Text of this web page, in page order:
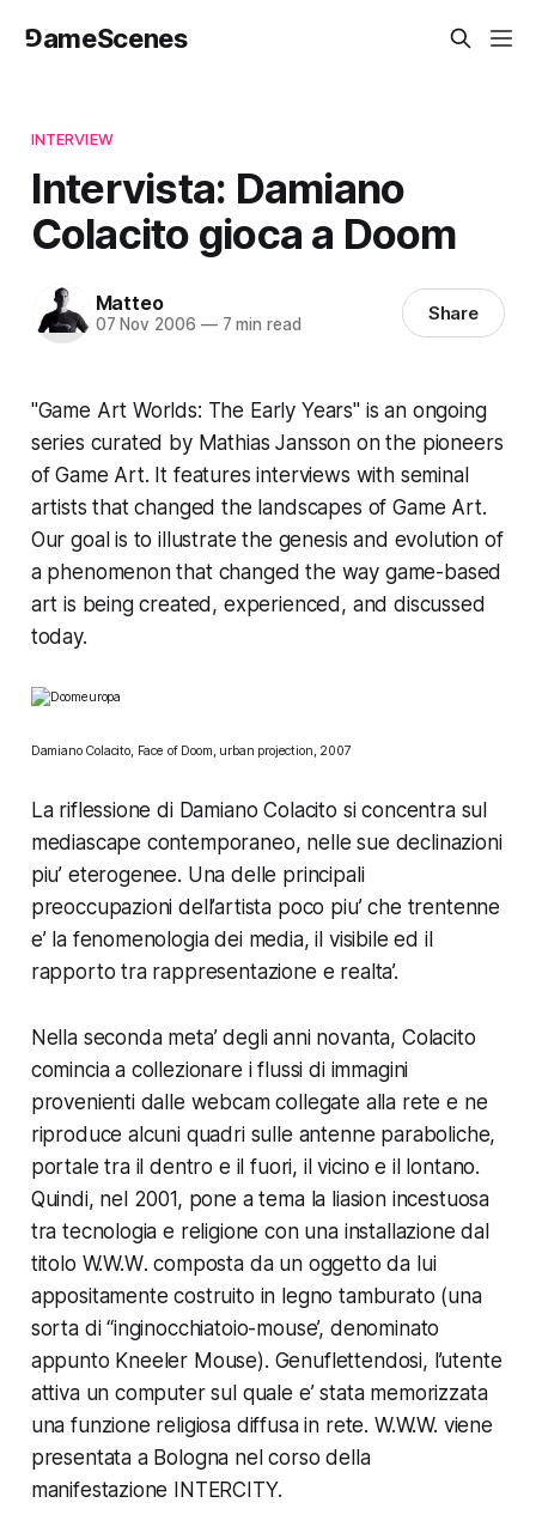
⅁ameScenes
INTERVIEW
Intervista: Damiano
Colacito gioca a Doom
Matteo
07 Nov 2006 —7 min read Share
"Game Art Worlds: The Early Years"is an ongoing
series curated by Mathias Jansson on the pioneers
of Game Art. It features interviews with seminal
artists that changed the landscapes of Game Art.
Our goal is to illustrate the genesis and evolution of
a phenomenon that changed the way game-based
art is being created, experienced, and discussed
today.
Damiano Colacito, Face of Doom, urban projection, 2007
La riflessione di Damiano Colacito si concentra sul
mediascape contemporaneo, nelle sue declinazioni
piu’ eterogenee. Una delle principali
preoccupazioni dell’artista poco piu’ che trentenne
e’ la fenomenologia dei media, il visibile ed il
rapporto tra rappresentazione e realta’.
Nella seconda meta’ degli anni novanta, Colacito
comincia a collezionare i flussi di immagini
provenienti dalle webcam collegate alla rete e ne
riproduce alcuni quadri sulle antenne paraboliche,
portale tra il dentro e il fuori, il vicino e il lontano.
Quindi, nel 2001, pone a tema la liasionincestuosa
tra tecnologia e religione con una installazione dal
titolo W.W.W. composta da un oggetto da lui
appositamente costruito in legno tamburato (una
sorta di “inginocchiatoio-mouse’, denominato
appunto Kneeler Mouse). Genuflettendosi, l’utente
attiva un computer sul quale e’ stata memorizzata
una funzione religiosa diffusa in rete. W.W.W. viene
presentata a Bologna nel corso della
manifestazione INTERCITY.